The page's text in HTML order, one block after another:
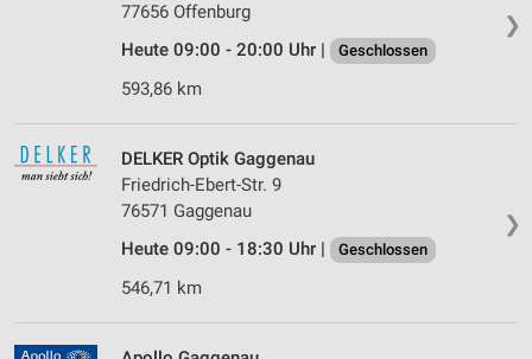
❯
77656 Offenburg
Heute 09:00 - 20:00 Uhr |
Geschlossen
593,86 km
❯
DELKER Optik Gaggenau
Friedrich-Ebert-Str. 9
76571 Gaggenau
Heute 09:00 - 18:30 Uhr |
Geschlossen
546,71 km